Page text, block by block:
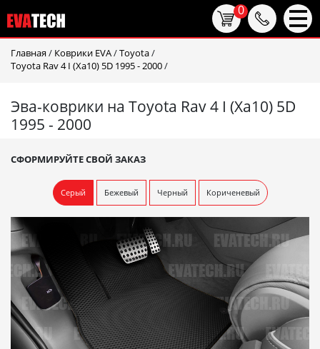
Главная / Коврики EVA/Toyota/
Toyota Rav 4 I (Xa10) 5D 1995 - 2000/
Эва-коврики на Toyota Rav 4 I (Xa10) 5D
1995 - 2000
СФОРМИРУЙТЕ СВОЙ ЗАКАЗ
Серый Бежевый Черный Кориченевый
0